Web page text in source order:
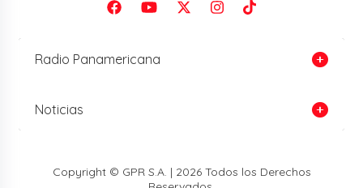
Radio Panamericana
Noticias
Copyright © GPR S.A. | 2026 Todos los Derechos